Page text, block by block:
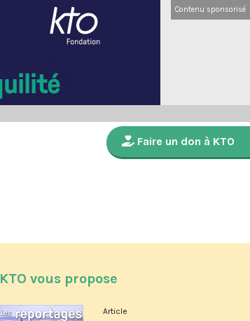
Contenu sponsorisé
Faire un don à KTO
KTO vous propose
Article